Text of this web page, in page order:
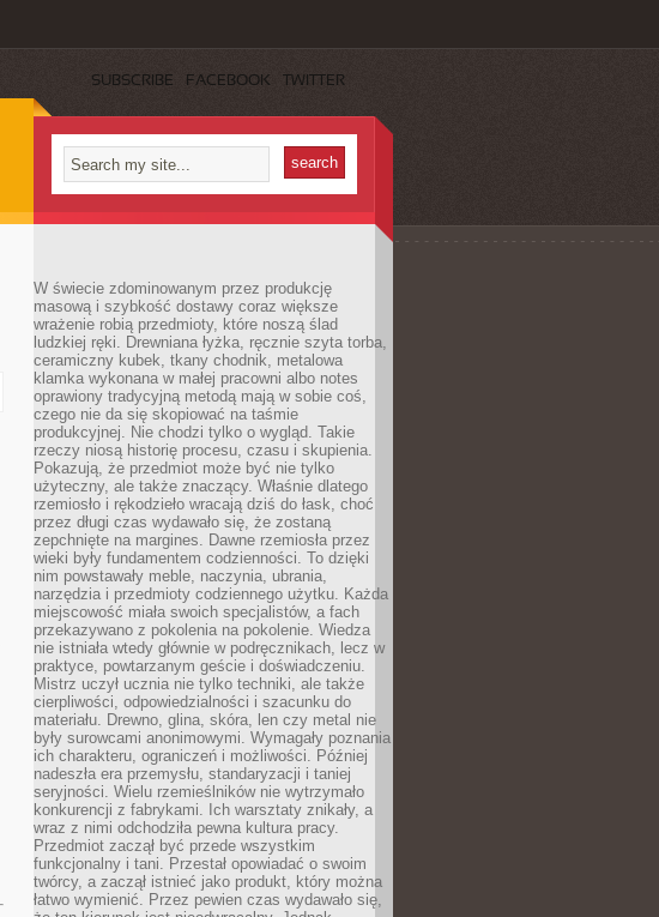
SUBSCRIBE FACEBOOK TWITTER
W świecie zdominowanym przez produkcję
masową i szybkość dostawy coraz większe
wrażenie robią przedmioty, które noszą ślad
ludzkiej ręki. Drewniana łyżka, ręcznie szyta torba,
ceramiczny kubek, tkany chodnik, metalowa
klamka wykonana w małej pracowni albo notes
oprawiony tradycyjną metodą mają w sobie coś,
czego nie da się skopiować na taśmie
produkcyjnej. Nie chodzi tylko o wygląd. Takie
rzeczy niosą historię procesu, czasu i skupienia.
Pokazują, że przedmiot może być nie tylko
użyteczny, ale także znaczący. Właśnie dlatego
rzemiosło i rękodzieło wracają dziś do łask, choć
przez długi czas wydawało się, że zostaną
zepchnięte na margines. Dawne rzemiosła przez
wieki były fundamentem codzienności. To dzięki
nim powstawały meble, naczynia, ubrania,
narzędzia i przedmioty codziennego użytku. Każda
miejscowość miała swoich specjalistów, a fach
przekazywano z pokolenia na pokolenie. Wiedza
nie istniała wtedy głównie w podręcznikach, lecz w
praktyce, powtarzanym geście i doświadczeniu.
Mistrz uczył ucznia nie tylko techniki, ale także
cierpliwości, odpowiedzialności i szacunku do
materiału. Drewno, glina, skóra, len czy metal nie
były surowcami anonimowymi. Wymagały poznania
ich charakteru, ograniczeń i możliwości. Później
nadeszła era przemysłu, standaryzacji i taniej
seryjności. Wielu rzemieślników nie wytrzymało
konkurencji z fabrykami. Ich warsztaty znikały, a
wraz z nimi odchodziła pewna kultura pracy.
Przedmiot zaczął być przede wszystkim
funkcjonalny i tani. Przestał opowiadać o swoim
twórcy, a zaczął istnieć jako produkt, który można
łatwo wymienić. Przez pewien czas wydawało się,